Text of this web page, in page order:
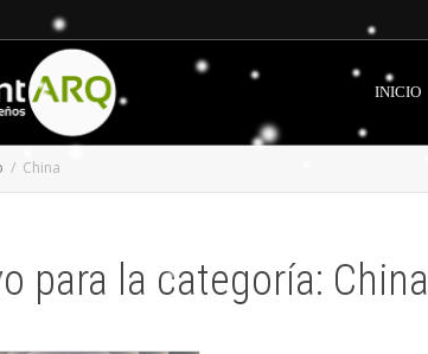
INICIO
China
para la categoría: China